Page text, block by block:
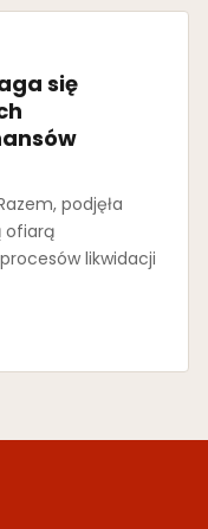
się
podjęła
ofiarą
likwidacji